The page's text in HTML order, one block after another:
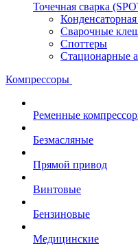
Точечная сварка
Конденсаторная
Сварочные
Споттеры
Стационарные
Компрессоры
Ременные
Безмасляные
Прямой привод
Винтовые
Бензиновые
Медицинские